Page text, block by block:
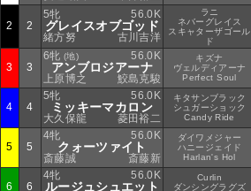
2 2
56.0K
5牝
グレイスオブゴッド
緒方努 古川吉洋
ラニ
ネバーグレイス
スキャターザゴール
ド
3 3
56.0K
6牝 (地)
アンブロジアーナ
上原博之 鮫島克駿
キズナ
ヴェルディアーナ
Perfect Soul
4 4
56.0K
5牝
ミッキーマカロン
大久保龍 菱田裕二
キタサンブラック
シュガーショック
Candy Ride
5 5
56.0K
4牝
クォーツァイト
斎藤誠 斎藤新
ダイワメジャー
ハニージェイド
Harlan's Hol
6 6
56.0K
4牝
ルージュシュエット
Curlin
ダンシングラグズ